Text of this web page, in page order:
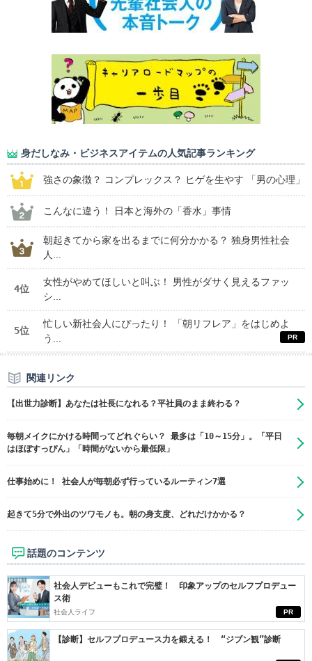
身だしなみ・ビジネスアイテムの人気記事ランキング
強さの象徴？ コンプレックス？ ヒゲを生やす 「男の心理」
こんなに違う！ 日本と海外の「香水」事情
朝起きてから家を出るまでに何分かかる？ 独身男性社会
人...
4位
女性がやめてほしいと叫ぶ！ 男性がダサく見えるファッ
シ...
5位
忙しい新社会人にぴったり！ 「朝リフレア」をはじめよ
う...
関連リンク
【出世力診断】あなたは社長になれる？平社員のまま終わる？
毎朝メイクにかける時間ってどれぐらい？ 最多は「10～15分」。「平日
はほぼすっぴん」「時間がないから最低限」
仕事始めに！ 社会人が毎朝必ず行っているルーティン7選
起きて5分で外出のツワモノも。朝の身支度、どれだけかかる？
話題のコンテンツ
PR
社会人デビューもこれで完璧！ 印象アップのセルフプロデュー
ス術
社会人ライフ
【診断】セルフプロデュース力を鍛える！ “ジブン観”診断